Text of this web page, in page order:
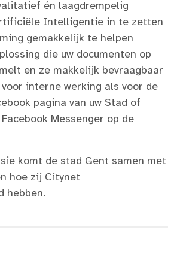
én laagdrempelig
Intelligentie in te zetten
gemakkelijk te helpen
die uw documenten op
en ze makkelijk bevraagbaar
interne werking als voor de
pagina van uw Stad of
Messenger op de
komt de stad Gent samen met
hoe zij Citynet
hebben.